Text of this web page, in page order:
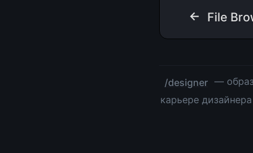
← File
/designer —
карьере